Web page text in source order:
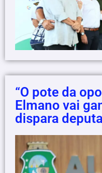
“O pote da
Elmano vai
dispara